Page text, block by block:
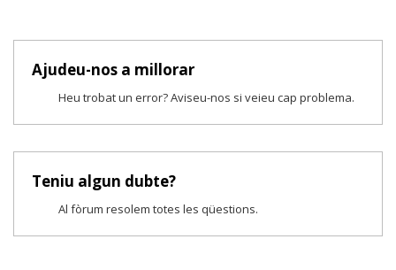
Ajudeu-nos a millorar
Heu trobat un error? Aviseu-nos si veieu cap problema.
Teniu algun dubte?
Al fòrum resolem totes les qüestions.